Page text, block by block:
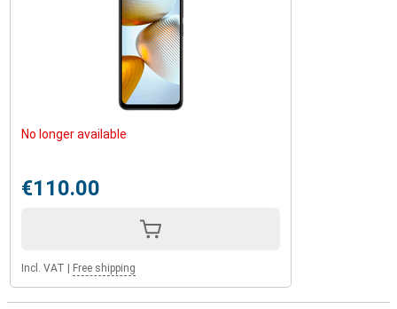
No longer available
€110.00
Incl. VAT Free shipping